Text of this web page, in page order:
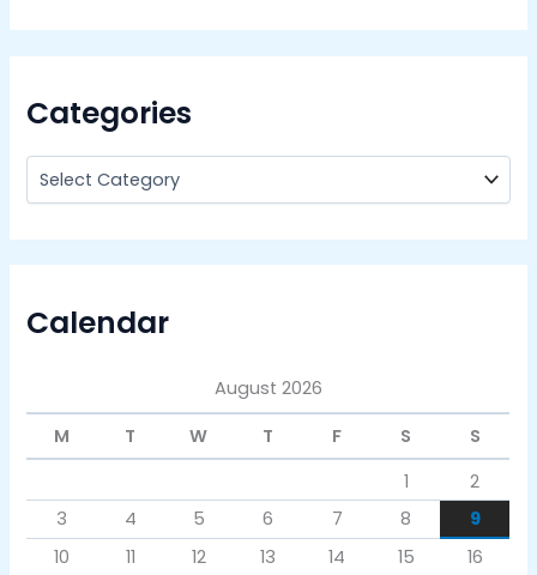
Categories
Calendar
August 2026
M
T W T F S
S
1
2
3
4 5 6 7 8
9
10
11 12 13 14 15
16